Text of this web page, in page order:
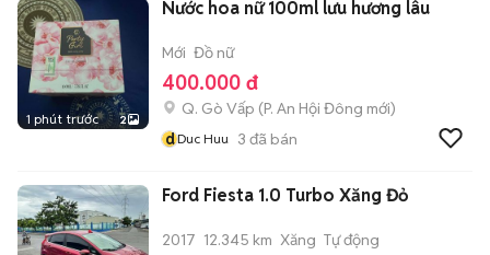
1 phút trước 2
Nước hoa nữ 100ml lưu hương lâu
Mới Đồ nữ
400.000 đ
Q. Gò Vấp (P. An Hội Đông mới)
dDuc Huu 3 đã bán
Ford Fiesta 1.0 Turbo Xăng Đỏ
2017 12.345 km Xăng Tự động